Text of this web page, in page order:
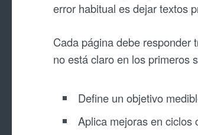
error habitual es dejar textos
Cada página debe responder
no está claro en los primeros
Define un objetivo
Aplica mejoras en ciclos